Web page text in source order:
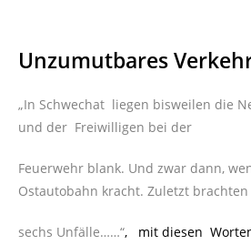
Unzumutbares
„In Schwechat liegen bisweilen die
und der Freiwilligen bei der
Feuerwehr blank. Und zwar dann,
Ostautobahn kracht. Zuletzt brachten
sechs Unfälle……“, mit diesen